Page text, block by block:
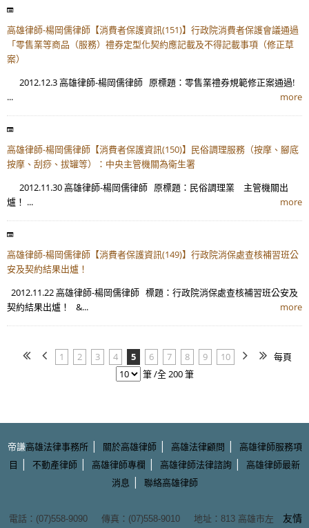
高雄律師-楊岡儒律師【消費者保護資訊(151)】行政院消費者保護會議通過
「零售業等商品（服務）禮券定型化契約應記載及不得記載事項（修正草
案）
2012.12.3 高雄律師-楊岡儒律師 原標題：零售業禮券規範修正案通過!
...
more
高雄律師-楊岡儒律師【消費者保護資訊(150)】民俗調理服務（按摩、腳底
按摩、刮痧、拔罐等）：中央主管機關為衛生署
2012.11.30 高雄律師-楊岡儒律師 原標題：民俗調理業 主管機關出
爐！ ...
more
高雄律師-楊岡儒律師【消費者保護資訊(149)】行政院消保處查核補習班公
安及契約結果出爐！
2012.11.22 高雄律師-楊岡儒律師 標題：行政院消保處查核補習班公安及
契約結果出爐！ &...
more
1 2 3 4 5 6 7 8 9 10
每頁
筆 /全 200 筆
帝謙高雄法律事務所| 關於高雄律師| 高雄法律顧問 |
高雄律師服務項
目
| 不動產律師 | 高雄律師專欄 | 高雄律師法律諮詢 |
高雄律師最新
消息 | 聯絡高雄律師
電話：(07)558-9090 傳真：(07)558-9010 地址： 813 高雄市左 友情